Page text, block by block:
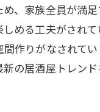
め、家族全員が満
める工夫がされ
間作りがなされて
の居酒屋トレンド